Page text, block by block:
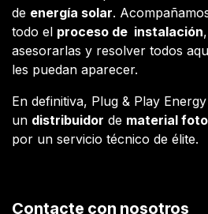
de energía solar.
todo el proceso de instalación
asesorarlas y resolver todos
les puedan aparecer.
En definitiva, Plug & Play
un distribuidor de material
por un servicio técnico de élite.
Contacte con nosotros